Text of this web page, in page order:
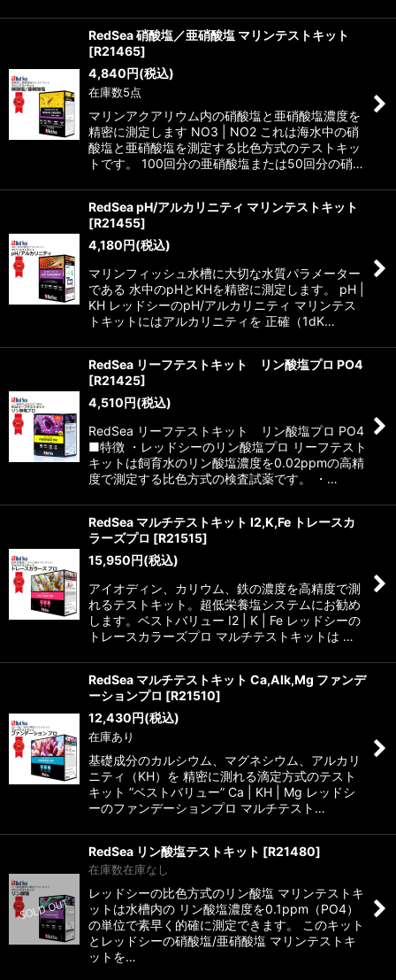
RedSea 硝酸塩／亜硝酸塩 マリンテストキット
[R21465]
4,840円(税込)
在庫数5点
マリンアクアリウム内の硝酸塩と亜硝酸塩濃度を
精密に測定します NO3 | NO2 これは海水中の硝
酸塩と亜硝酸塩を測定する比色方式のテストキッ
トです。 100回分の亜硝酸塩または50回分の硝…
RedSea pH/アルカリニティ マリンテストキット
[R21455]
4,180円(税込)
マリンフィッシュ水槽に大切な水質パラメーター
である 水中のpHとKHを精密に測定します。 pH |
KH レッドシーのpH/アルカリニティ マリンテス
トキットにはアルカリニティを 正確（1dK…
RedSea リーフテストキット リン酸塩プロ PO4
[R21425]
4,510円(税込)
RedSea リーフテストキット リン酸塩プロ PO4
■特徴 ・レッドシーのリン酸塩プロ リーフテスト
キットは飼育水のリン酸塩濃度を0.02ppmの高精
度で測定する比色方式の検査試薬です。 ・…
RedSea マルチテストキット I2,K,Fe トレースカ
ラーズプロ [R21515]
15,950円(税込)
アイオディン、カリウム、鉄の濃度を高精度で測
れるテストキット。超低栄養塩システムにお勧め
します。ベストバリュー I2 | K | Fe レッドシーの
トレースカラーズプロ マルチテストキットは …
RedSea マルチテストキット Ca,Alk,Mg ファンデ
ーションプロ [R21510]
12,430円(税込)
在庫あり
基礎成分のカルシウム、マグネシウム、アルカリ
ニティ（KH）を 精密に測れる滴定方式のテスト
キット ”ベストバリュー” Ca | KH | Mg レッドシ
ーのファンデーションプロ マルチテスト…
RedSea リン酸塩テストキット [R21480]
在庫数在庫なし
レッドシーの比色方式のリン酸塩 マリンテストキ
ットは水槽内の リン酸塩濃度を0.1ppm（PO4）
の単位で素早く的確に測定できます。 このキット
とレッドシーの硝酸塩/亜硝酸塩 マリンテストキ
ットを…